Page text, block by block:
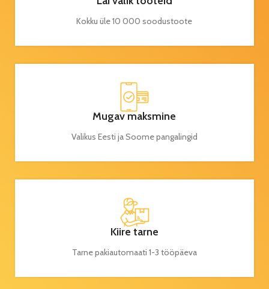
Kokku üle 10 000 soodustoote
Mugav maksmine
Valikus Eesti ja Soome pangalingid
Kiire tarne
Tarne pakiautomaati 1-3 tööpäeva